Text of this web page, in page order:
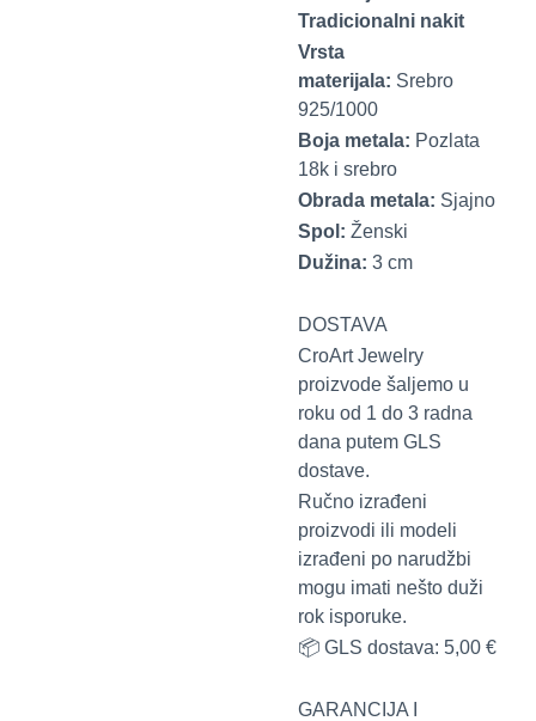
Tradicionalni nakit
Vrsta
materijala: Srebro
925/1000
Boja metala: Pozlata
18k i srebro
Obrada metala: Sjajno
Spol: Ženski
Dužina: 3 cm
DOSTAVA
CroArt Jewelry
proizvode šaljemo u
roku od 1 do 3 radna
dana putem GLS
dostave.
Ručno izrađeni
proizvodi ili modeli
izrađeni po narudžbi
mogu imati nešto duži
rok isporuke.
📦 GLS dostava: 5,00 €
GARANCIJA I